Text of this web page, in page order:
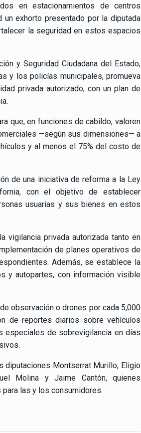
en estacionamientos de centros
exhorto presentado por la diputada
la seguridad en estos espacios
y Seguridad Ciudadana del Estado,
y los policías municipales, promueva
privada autorizado, con un plan de
que, en funciones de cabildo, valoren
—según sus dimensiones— a
y al menos el 75% del costo de
de una iniciativa de reforma a la Ley
con el objetivo de establecer
usuarias y sus bienes en estos
vigilancia privada autorizada tanto en
de planes operativos de
Además, se establece la
y autopartes, con información visible
observación o drones por cada 5,000
de reportes diarios sobre vehículos
especiales de sobrevigilancia en días
diputaciones Montserrat Murillo, Eligio
Molina y Jaime Cantón, quienes
las y los consumidores.